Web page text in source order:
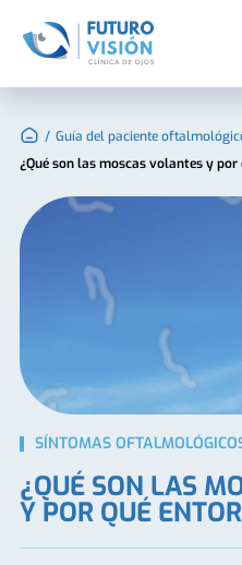
/ Guía del paciente
¿Qué son las moscas volantes y
SÍNTOMAS
¿QUÉ SON LAS
Y POR QUÉ